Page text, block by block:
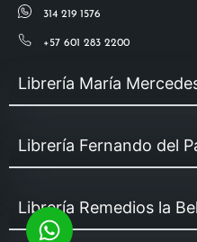
314 219 1576
+57 601 283 2200
Librería María
Librería Fernando del
Librería Remedios la